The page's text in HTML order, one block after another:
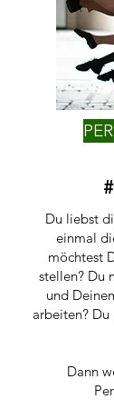
Du liebst
einmal
möchtest
stellen? Du
und
arbeiten?
Dann